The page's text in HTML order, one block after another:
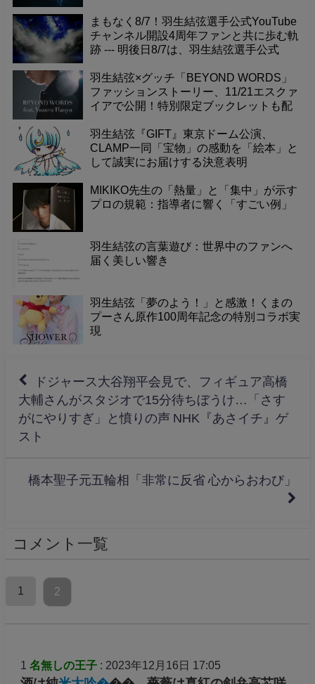
の真髄を深掘り。
まもなく8/7！羽生結弦選手公式YouTube
チャンネル開設4周年ファンと共に歩む軌
跡 --- 明後日8/7は、羽生結弦選手公式
すべき日です！これまで素晴らしい演技
やメッセージを届けてくれたチャンネル
に感謝の気持ちを込めて、一緒にお祝い
羽生結弦×グッチ「BEYOND WORDS」
ファッションストーリー、11/21エスクァ
イアで公開！特別限定ブックレットも配
羽生結弦『GIFT』東京ドーム公演、
CLAMP一同「宝物」の感動を「絵本」と
して誠実にお届けする決意表明
MIKIKO先生の「熱量」と「集中」が示す
プロの規範：指導者に響く「すごい例」
羽生結弦の言葉遊び：世界中のファンへ
届く美しい響き
羽生結弦「夢のよう！」と感激！くまの
プーさん原作100周年記念の特別コラボ実
現
ドジャース大谷翔平会見で、フィギュア高橋
大輔さんがスタジオで15分待ちぼうけ…「さす
がにやりすぎ」と憤りの声 NHK『あさイチ』ゲ
スト
橋本聖子元五輪相「非常に反省 心からおわび」
コメント一覧
1 2
1 名無しの王子: 2023年12月16日 17:05